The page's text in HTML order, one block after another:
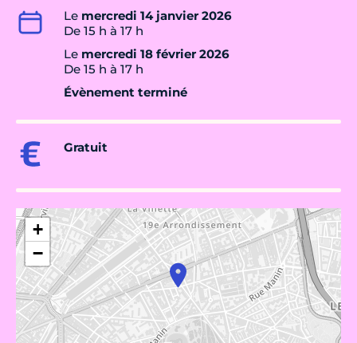
Le mercredi 14 janvier 2026
De 15 h à 17 h
Le mercredi 18 février 2026
De 15 h à 17 h
Évènement terminé
Gratuit
+
−